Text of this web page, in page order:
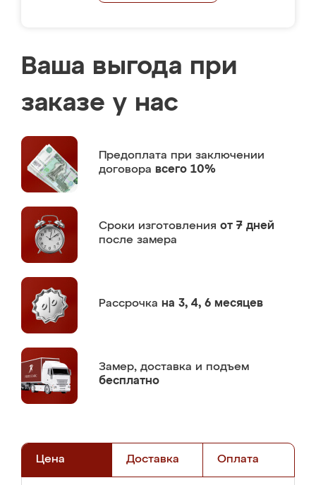
Ваша выгода при
заказе у нас
Предоплата при заключении
договора всего 10%
Сроки изготовления от 7 дней
после замера
Рассрочка на 3, 4, 6 месяцев
Замер, доставка и подъем
бесплатно
Цена Доставка Оплата